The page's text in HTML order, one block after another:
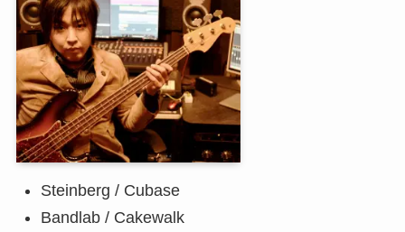
Steinberg / Cubase
Bandlab / Cakewalk